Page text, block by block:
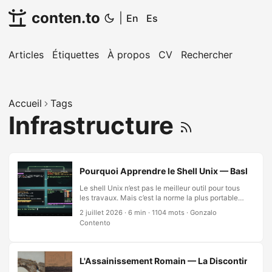
conten.to En Es
Articles Étiquettes À propos CV Rechercher
Accueil Tags
Infrastructure
Pourquoi Apprendre le Shell Unix — Bash,
Le shell Unix n’est pas le meilleur outil pour tous
les travaux. Mais c’est la norme la plus portable
que nous ayons. Quand on demande à un LLM de
raisonner, il écrit du bash. Quand un conteneur
démarre, il exécute un script shell. Quand un
shell. Le shell n’est pas élégant—il est
omniprésent. Et l’omniprésence, en ingénierie des
2 juillet 2026 · 6 min · 1104 mots · Gonzalo
Contento
L'Assainissement Romain — La Discontinuité